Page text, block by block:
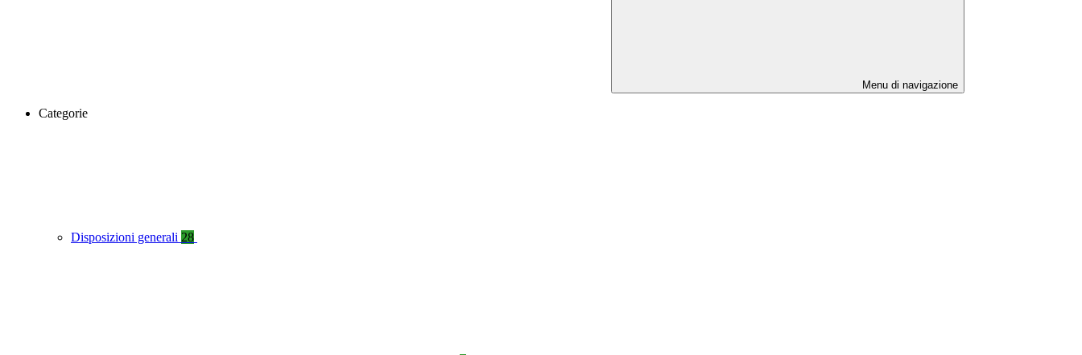
Menu di navigazione
Categorie
Disposizioni generali 28